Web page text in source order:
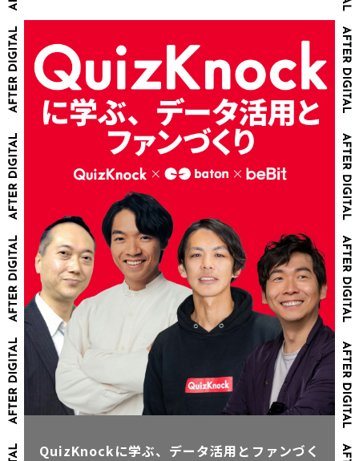
QuizKnockに学ぶ、データ活用とファンづく